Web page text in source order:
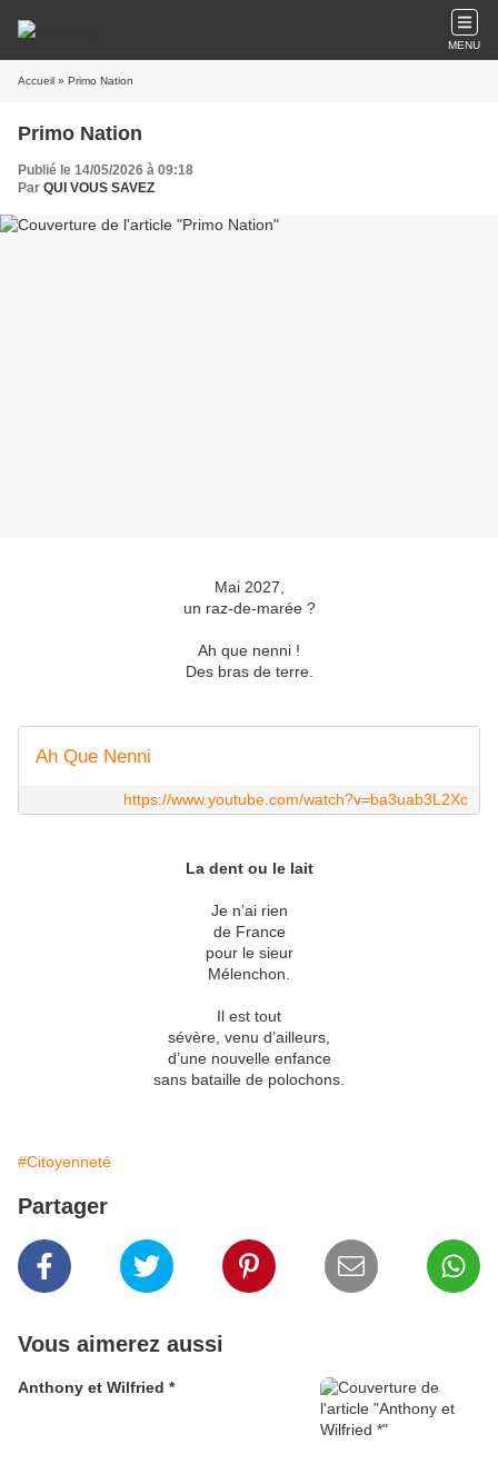
MENU
Accueil » Primo Nation
Primo Nation
Publié le 14/05/2026 à 09:18
Par QUI VOUS SAVEZ
Mai 2027,
un raz-de-marée ?
Ah que nenni !
Des bras de terre.
Ah Que Nenni
https://www.youtube.com/watch?v=ba3uab3L2Xc
La dent ou le lait
Je n’ai rien
de France
pour le sieur
Mélenchon.
Il est tout
sévère, venu d’ailleurs,
d’une nouvelle enfance
sans bataille de polochons.
#Citoyenneté
Partager
Vous aimerez aussi
Anthony et Wilfried *